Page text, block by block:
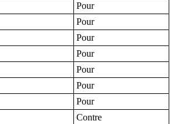
Pour
Pour
Pour
Pour
Pour
Pour
Pour
Contre